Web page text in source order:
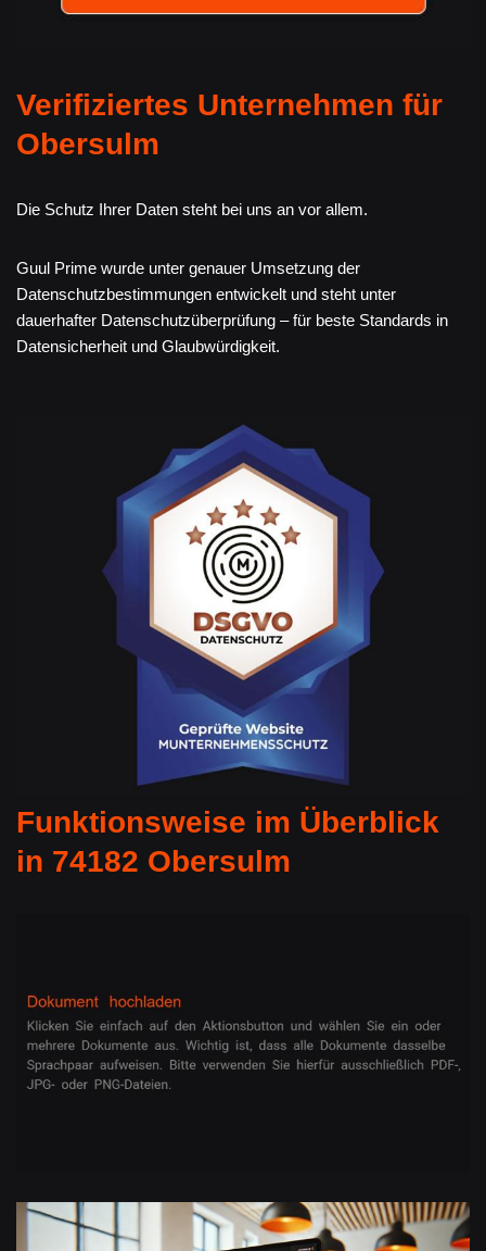
Verifiziertes Unternehmen für
Obersulm
Die Schutz Ihrer Daten steht bei uns an vor allem.
Guul Prime wurde unter genauer Umsetzung der
Datenschutzbestimmungen entwickelt und steht unter
dauerhafter Datenschutzüberprüfung – für beste Standards in
Datensicherheit und Glaubwürdigkeit.
Funktionsweise im Überblick
in 74182 Obersulm